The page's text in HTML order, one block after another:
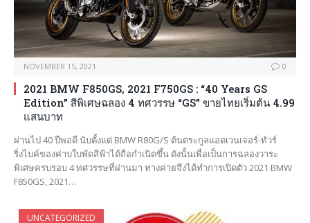
NOVEMBER 15, 2021 0
2021 BMW F850GS, 2021 F750GS : “40 Years GS
Edition” สีพิเศษฉลอง 4 ทศวรรษ “GS” ขายไทยเริ่มต้น 4.99
แสนบาท
ผ่านไป 40 ปีพอดี นับตั้งแต่ BMW R80G/S ต้นตระกูลแอดเวนเจอร์-ทัวร์
ริ่งไบค์ของค่าบใบพัดสีฟ้าได้ถือกำเนิดขึ้น ดังนั้นเพื่อเป็นการฉลองวาระ
พิเศษครบรอบ 4 ทศวรรษที่ผ่านมา ทางค่ายจึงได้ทำการเปิดตัว 2021 BMW
F850GS, 2021…
UNCATEGORIZED